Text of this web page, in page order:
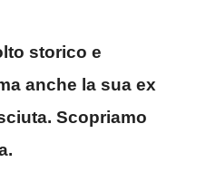
storico e
anche la sua ex
Scopriamo